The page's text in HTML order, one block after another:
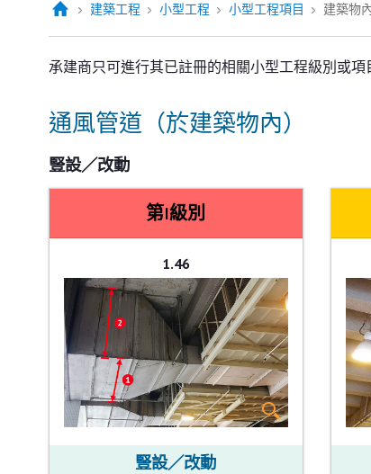
建築工程 小型工程 小型工程項目 建築物
承建商只可進行其已註冊的相關小型工程級別或項
通風管道（於建築物內）
豎設／改動
第I級別
1.46
豎設／改動